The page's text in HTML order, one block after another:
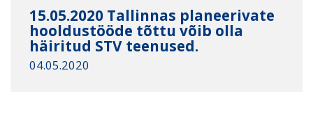
15.05.2020 Tallinnas planeerivate
hooldustööde tõttu võib olla
häiritud STV teenused.
04.05.2020